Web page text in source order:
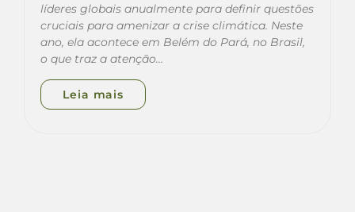
líderes globais anualmente para definir questões
cruciais para amenizar a crise climática. Neste
ano, ela acontece em Belém do Pará, no Brasil,
o que traz a atenção…
Leia mais